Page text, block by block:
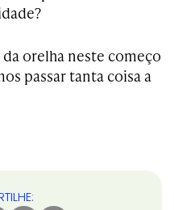
orelha neste começo
passar tanta coisa a